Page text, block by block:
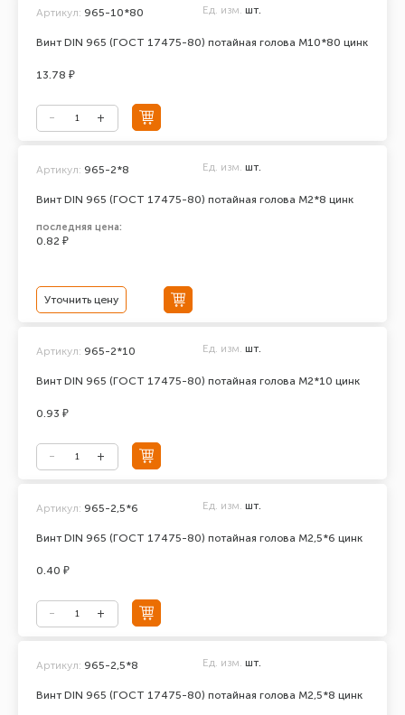
Винт DIN 965 (ГОСТ 17475-80) потайная голова М10*80 цинк
Артикул: 965-10*80 Ед. изм. шт.
13.78 ₽
Винт DIN 965 (ГОСТ 17475-80) потайная голова М2*8 цинк
Артикул: 965-2*8 Ед. изм. шт.
последняя цена:
0.82 ₽
Уточнить цену
Винт DIN 965 (ГОСТ 17475-80) потайная голова М2*10 цинк
Артикул: 965-2*10 Ед. изм. шт.
0.93 ₽
Винт DIN 965 (ГОСТ 17475-80) потайная голова М2,5*6 цинк
Артикул: 965-2,5*6 Ед. изм. шт.
0.40 ₽
Винт DIN 965 (ГОСТ 17475-80) потайная голова М2,5*8 цинк
Артикул: 965-2,5*8 Ед. изм. шт.